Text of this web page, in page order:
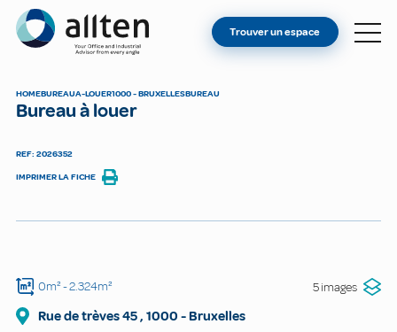
Allten
TROUVER UN ESPACE
Trouver un espace
HOMEBUREAUA-LOUER1000 - BRUXELLESBUREAU
Bureau à louer
REF: 2026352
IMPRIMER LA FICHE
0m²- 2.324m² 5 images
Rue de trèves45, 1000 -Bruxelles